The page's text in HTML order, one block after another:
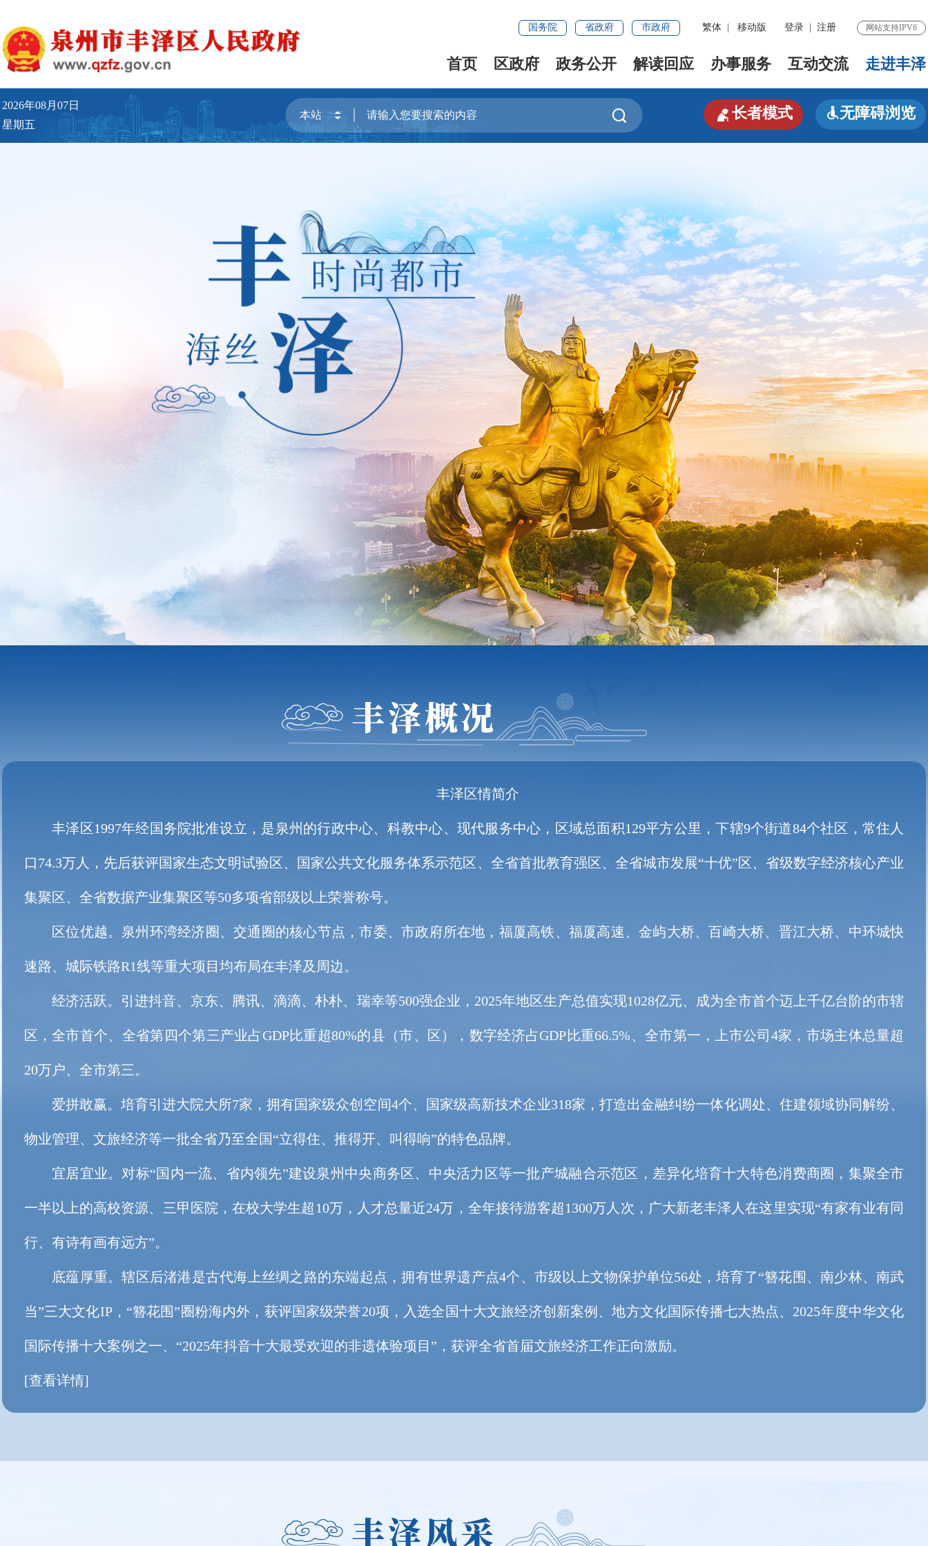
国务院 省政府 市政府 繁体 移动版 登录 注册 网站支持IPV6
首页 区政府 政务公开 解读回应 办事服务 互动交流 走进丰泽
2026年08月07日
星期五
 长者模式 无障碍浏览
丰泽区情简介
丰泽区1997年经国务院批准设立，是泉州的行政中心、科教中心、现代服务中心，区域总面积129平方公里，下辖9个街道84个社区，常住人
口74.3万人，先后获评国家生态文明试验区、国家公共文化服务体系示范区、全省首批教育强区、全省城市发展“十优”区、省级数字经济核心产业
集聚区、全省数据产业集聚区等50多项省部级以上荣誉称号。
区位优越。泉州环湾经济圈、交通圈的核心节点，市委、市政府所在地，福厦高铁、福厦高速、金屿大桥、百崎大桥、晋江大桥、中环城快
速路、城际铁路R1线等重大项目均布局在丰泽及周边。
经济活跃。引进抖音、京东、腾讯、滴滴、朴朴、瑞幸等500强企业，2025年地区生产总值实现1028亿元、成为全市首个迈上千亿台阶的市辖
区，全市首个、全省第四个第三产业占GDP比重超80%的县（市、区），数字经济占GDP比重66.5%、全市第一，上市公司4家，市场主体总量超
20万户、全市第三。
爱拼敢赢。培育引进大院大所7家，拥有国家级众创空间4个、国家级高新技术企业318家，打造出金融纠纷一体化调处、住建领域协同解纷、
物业管理、文旅经济等一批全省乃至全国“立得住、推得开、叫得响”的特色品牌。
宜居宜业。对标“国内一流、省内领先”建设泉州中央商务区、中央活力区等一批产城融合示范区，差异化培育十大特色消费商圈，集聚全市
一半以上的高校资源、三甲医院，在校大学生超10万，人才总量近24万，全年接待游客超1300万人次，广大新老丰泽人在这里实现“有家有业有同
行、有诗有画有远方”。
底蕴厚重。辖区后渚港是古代海上丝绸之路的东端起点，拥有世界遗产点4个、市级以上文物保护单位56处，培育了“簪花围、南少林、南武
当”三大文化IP，“簪花围”圈粉海内外，获评国家级荣誉20项，入选全国十大文旅经济创新案例、地方文化国际传播七大热点、2025年度中华文化
国际传播十大案例之一、“2025年抖音十大最受欢迎的非遗体验项目”，获评全省首届文旅经济工作正向激励。
[查看详情]